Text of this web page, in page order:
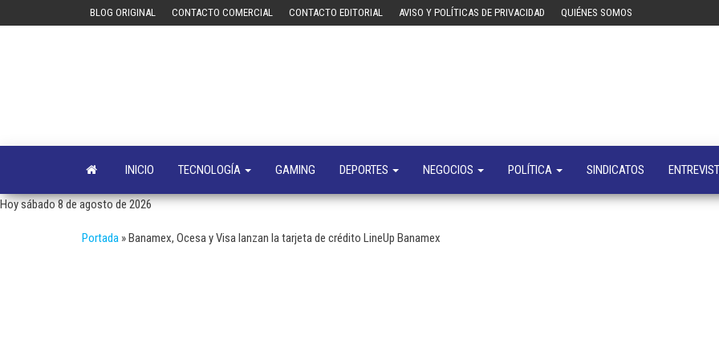
BLOG ORIGINAL CONTACTO COMERCIAL CONTACTO EDITORIAL AVISO Y POLÍTICAS DE PRIVACIDAD QUIÉNES SOMOS
negocios
INICIO TECNOLOGÍA GAMING DEPORTES NEGOCIOS POLÍTICA SINDICATOS
Hoy sábado 8 de agosto de 2026
Portada »Banamex, Ocesa y Visa lanzan la tarjeta de crédito LineUp Banamex